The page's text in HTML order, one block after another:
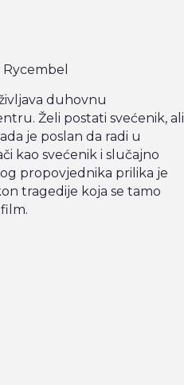
duhovnu
Želi postati svećenik, ali
je poslan da radi u
kao svećenik i slučajno
propovjednika prilika je
tragedije koja se tamo